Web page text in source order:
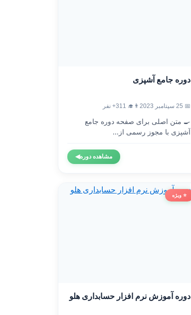
دوره جامع آشپزی
📅 25 سپتامبر 2023 👨‍🎓 311+ نفر
🍳 متن اصلی برای صفحه دوره جامع
آشپزی با مجوز رسمی از...
مشاهده دوره◀
⭐ ویژه
دوره آموزش نرم افزار حسابداری هلو